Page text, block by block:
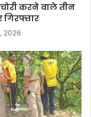
करने वाले तीन
गिरफ्तार
2026